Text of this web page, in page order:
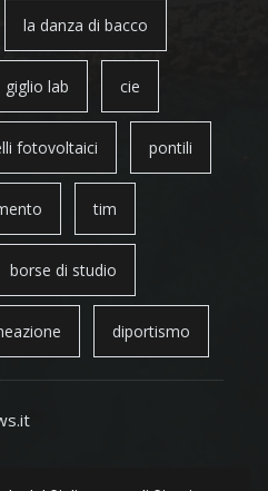
la danza di bacco
giglio lab cie
fotovoltaici pontili
tim
borse di studio
diportismo